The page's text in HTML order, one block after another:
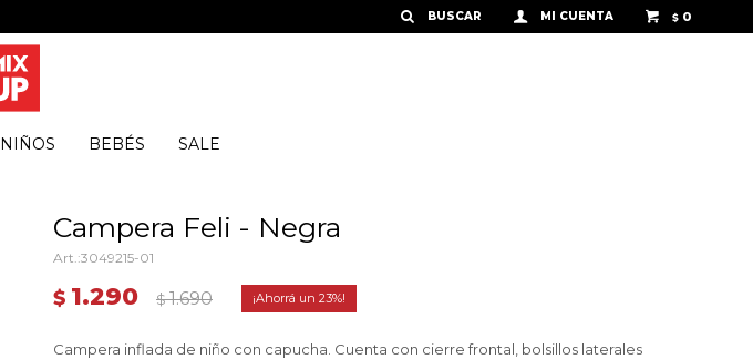
NIÑOS BEBÉS SALE
$ 0
Campera Feli - Negra
3049215-01
$ 1.290 $ 1.690 23
Campera inflada de niño con capucha. Cuenta con cierre frontal, bolsillos laterales